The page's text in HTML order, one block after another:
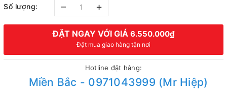
Số lượng: – +
ĐẶT NGAY VỚI GIÁ 6.550.000₫
Đặt mua giao hàng tận nơi
Hotline đặt hàng:
Miền Bắc - 0971043999 (Mr Hiệp)